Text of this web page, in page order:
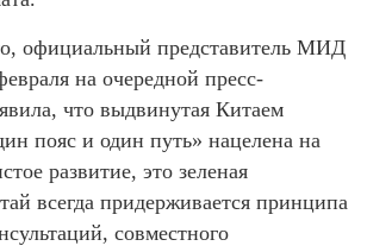
официальный представитель МИД
на очередной пресс-
что выдвинутая Китаем
пояс и один путь» нацелена на
развитие, это зеленая
всегда придерживается принципа
совместного